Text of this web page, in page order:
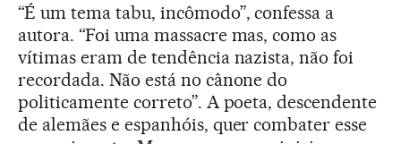
“É um tema tabu, incômodo”, confessa a
autora. “Foi uma massacre mas, como as
vítimas eram de tendência nazista, não foi
recordada. Não está no cânone do
politicamente correto”. A poeta, descendente
de alemães e espanhóis, quer combater esse